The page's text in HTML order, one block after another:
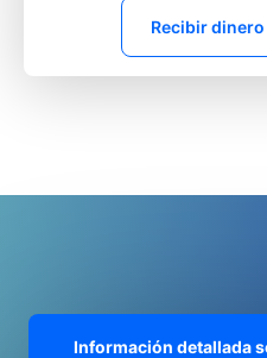
Recibir
Información detallada